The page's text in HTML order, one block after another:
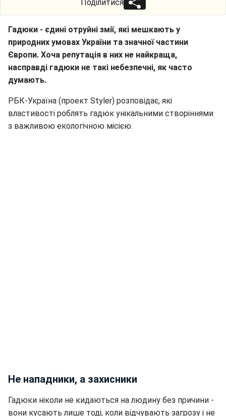
Поділитися
Гадюки - єдині отруйні змії, які мешкають у
природних умовах України та значної частини
Європи. Хоча репутація в них не найкраща,
насправді гадюки не такі небезпечні, як часто
думають.
РБК-Україна (проект Styler) розповідає, які
властивості роблять гадюк унікальними створіннями
з важливою екологічною місією.
Не нападники, а захисники
Гадюки ніколи не кидаються на людину без причини -
вони кусають лише тоді, коли відчувають загрозу і не